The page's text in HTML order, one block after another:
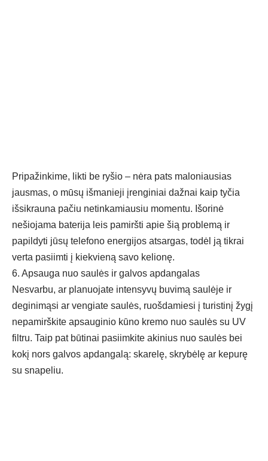
Pripažinkime, likti be ryšio – nėra pats maloniausias
jausmas, o mūsų išmanieji įrenginiai dažnai kaip tyčia
išsikrauna pačiu netinkamiausiu momentu. Išorinė
nešiojama baterija leis pamiršti apie šią problemą ir
papildyti jūsų telefono energijos atsargas, todėl ją tikrai
verta pasiimti į kiekvieną savo kelionę.
6. Apsauga nuo saulės ir galvos apdangalas
Nesvarbu, ar planuojate intensyvų buvimą saulėje ir
deginimąsi ar vengiate saulės, ruošdamiesi į turistinį žygį
nepamirškite apsauginio kūno kremo nuo saulės su UV
filtru. Taip pat būtinai pasiimkite akinius nuo saulės bei
kokį nors galvos apdangalą: skarelę, skrybėlę ar kepurę
su snapeliu.